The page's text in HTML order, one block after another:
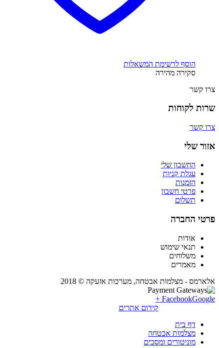
הוסף לרשימת המשאלות
סקירה מהירה
צרו קשר
שרות לקוחות
צרו קשר
אזור שלי
החשבון שלי
עגלת קניות
הזמנות
פרטי חשבון
תשלום
פרטי החברה
אודות
תנאי שימוש
משלוחים
מאמרים
אלארמס - מצלמות אבטחה, מערכות אזעקה © 2018
FacebookGoogle +
קידום אתרים
דף בית
מצלמות אבטחה
מוניטורים ומסכים